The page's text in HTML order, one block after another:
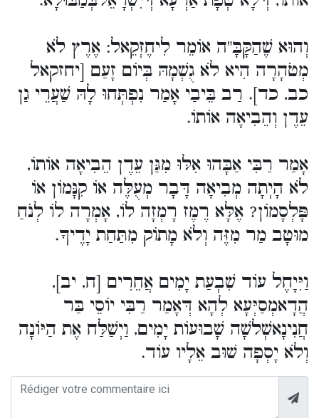
וְהוּא שֶׁהַקָּבָּ"ה אוֹמֵר לִיחֶזְקֵאל: אֶרֶץ לֹא
מְטֹהָרָה הִיא לֹא גֻשְׁמָהּ בְּיוֹם זָעַם [יחזקאל
כב, כד]. רַב בֵּיבַי אָמַר נִפְתְּחוּ לָהּ שַׁעֲרֵי גַן
עֵדֶן וְהֵבִיאָה אוֹתוֹ.
אָמַר רַבִּי אַבָּהוּ אִלּוּ מִגַּן עֵדֶן הֵבִיאָה אוֹתוֹ,
לֹא הָיְתָה מְבִיאָה דָּבָר מְעֻלֶּה אוֹ קִנָּמוֹן אוֹ
פָּלְסָמוֹן? אֶלָּא רֶמֶז רָמְזָה לוֹ, אָמְרָה לוֹ לְנֹחַ
מוּטָב מַר מִזֶּה וְלֹא מָתוֹק מִתַּחַת יָדֶיךָ.
וַיִּיָחֶל עוֹד שִׁבְעַת יָמִים אֲחֵרִים [ח, יב],
הֲדָאמְסַיְּעָא לְהָא דְּאָמַר רַבִּי יוֹסֵי בַּר
חֲנִינָאשְׁלשָׁה שָׁבוּעוֹת יָמִים, וַיְשַׁלַּח אֶת הַיּוֹנָה
וְלֹא יָסְפָה שׁוּב אֵלָיו עוֹד.